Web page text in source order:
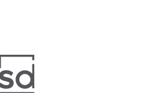
A
fogmosópohár,
és szappanadagoló.